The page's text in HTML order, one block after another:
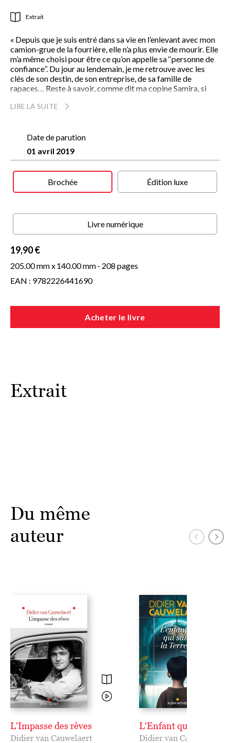
Extrait
« Depuis que je suis entré dans sa vie en l’enlevant avec mon
camion-grue de la fourrière, elle n’a plus envie de mourir. Elle
m’a même choisi pour être ce qu’on appelle sa ‘‘personne de
confiance’’. Du jour au lendemain, je me retrouve avec les
clés de son destin, de son entreprise, de sa famille de
rapaces… Reste à savoir, comme dit ma copine Samira, si
Quand deux jeunes de banlieue décident de sauver une
l’émotion du monde.
LIRE LA SUITE
Date de parution
01 avril 2019
Brochée Édition luxe
Livre numérique
19,90 €
205.00 mm x140.00 mm- 208 pages
EAN : 9782226441690
Acheter le livre
Extrait
Du même
auteur
L'Impasse des rêves
Didier van Cauwelaert
L'Enfant qui sauva la
Didier van Cauwelaert